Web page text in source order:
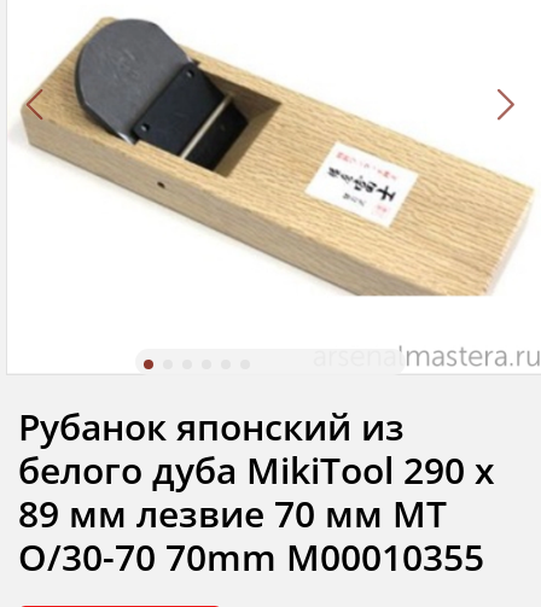
Рубанок японский из
белого дуба MikiTool 290 х
89 мм лезвие 70 мм MT
O/30-70 70mm М00010355